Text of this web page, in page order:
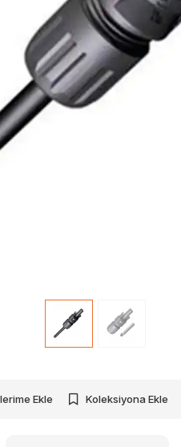
Ekle Koleksiyona Ekle